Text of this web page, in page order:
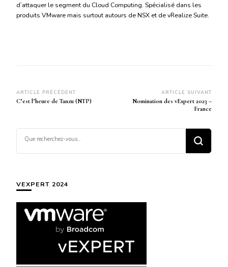
d’attaquer le segment du Cloud Computing. Spécialisé dans les
produits VMware mais surtout autours de NSX et de vRealize Suite.
Navigation
d’article
ARTICLE PRÉCÉDENT
C’est l’heure de Tanzu (NTP)
ARTICLE SUIVANT
Nomination des vExpert 2023 –
France
recherchiez
quelque
VEXPERT 2024